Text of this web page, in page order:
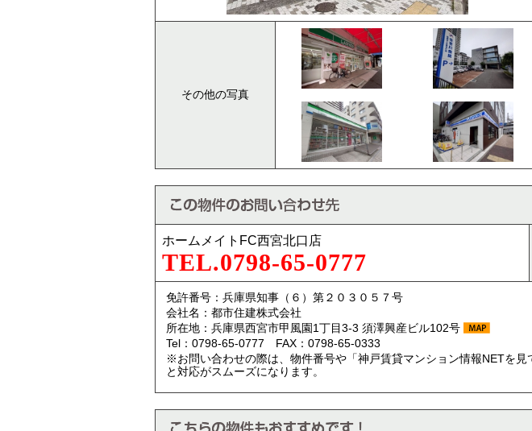
その他の写真
ホームメイトFC西宮北口店
TEL.0798-65-0777
免許番号：兵庫県知事（６）第２０３０５７号
会社名：都市住建株式会社
所在地：兵庫県西宮市甲風園1丁目3-3 須澤興産ビル102号
Tel：0798-65-0777 FAX：0798-65-0333
※お問い合わせの際は、物件番号や「神戸賃貸マンション情報NETを見
と対応がスムーズになります。